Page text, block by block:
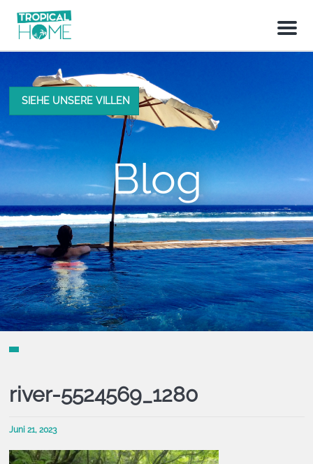
M
n
SIEHE UNSERE VILLEN
Blog
river-5524569_1280
Juni 21, 2023